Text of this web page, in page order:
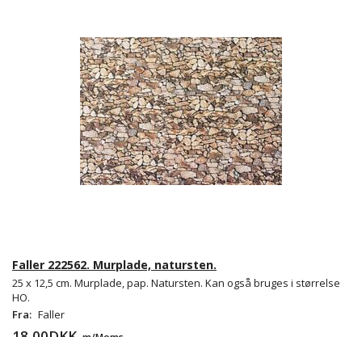
Faller 222562. Murplade, natursten.
25 x 12,5 cm. Murplade, pap. Natursten. Kan også bruges i størrelse
HO.
Fra: Faller